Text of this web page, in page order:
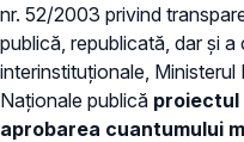
nr. 52/2003 privind
publică, republicată, dar și a
interinstituționale, Ministerul
Naţionale publică proiectul
aprobarea cuantumului